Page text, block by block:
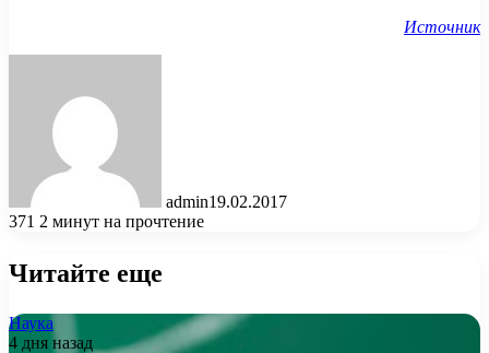
Источник
admin19.02.2017
371 2 минут на прочтение
Читайте еще
Наука
4 дня назад